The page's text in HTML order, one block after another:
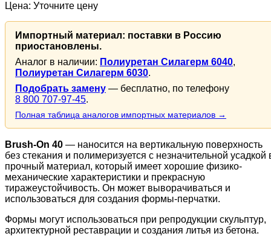
Цена: Уточните цену
Импортный материал: поставки в Россию
приостановлены.
Аналог в наличии: Полиуретан Силагерм 6040,
Полиуретан Силагерм 6030.
Подобрать замену — бесплатно, по телефону
8 800 707-97-45.
Полная таблица аналогов импортных материалов →
Brush-On 40 — наносится на вертикальную поверхность
без стекания и полимеризуется с незначительной усадкой
прочный материал, который имеет хорошие физико-
механические характеристики и прекрасную
тиражеустойчивость. Он может выворачиваться и
использоваться для создания формы-перчатки.
Формы могут использоваться при репродукции скульптур,
архитектурной реставрации и создания литья из бетона.